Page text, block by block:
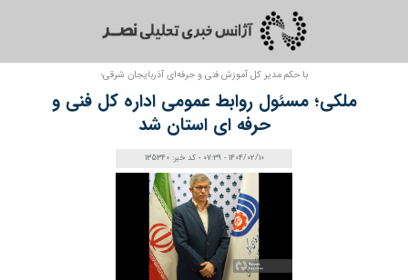
با حکم مدیر کل آموزش فنی و حرفه‌ای آذربایجان‌ شرقی؛
ملکی؛ مسئول روابط عمومی اداره کل فنی و
حرفه‌ ای استان شد
1404/02/10 - 07:39 - کد خبر: 135340